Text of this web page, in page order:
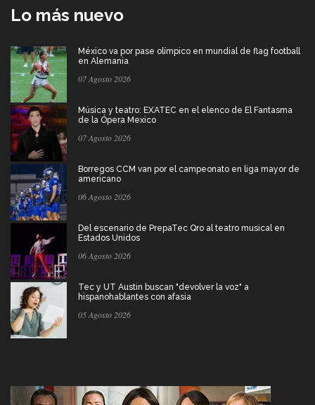
Lo más nuevo
México va por pase olímpico en mundial de flag football
en Alemania
07 Agosto 2026
Música y teatro: EXATEC en el elenco de El Fantasma
de la Ópera Mexico
07 Agosto 2026
Borregos CCM van por el campeonato en liga mayor de
americano
06 Agosto 2026
Del escenario de PrepaTec Qro al teatro musical en
Estados Unidos
06 Agosto 2026
Tec y UT Austin buscan "devolver la voz" a
hispanohablantes con afasia
05 Agosto 2026